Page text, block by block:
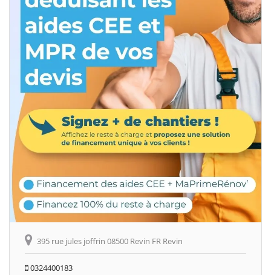
395 rue jules joffrin 08500 Revin FR Revin
0324400183